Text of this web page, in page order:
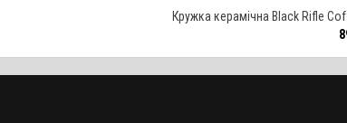
Кружка керамічна Black Rifle